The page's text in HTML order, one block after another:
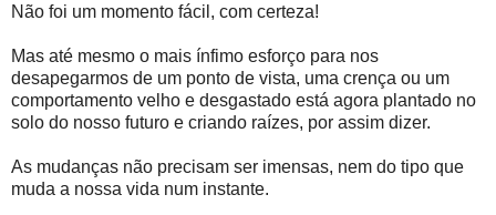
Não foi um momento fácil, com certeza!
Mas até mesmo o mais ínfimo esforço para nos
desapegarmos de um ponto de vista, uma crença ou um
comportamento velho e desgastado está agora plantado no
solo do nosso futuro e criando raízes, por assim dizer.
As mudanças não precisam ser imensas, nem do tipo que
muda a nossa vida num instante.